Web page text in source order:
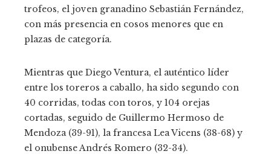
trofeos, el joven granadino Sebastián Fernández,
con más presencia en cosos menores que en
plazas de categoría.
Mientras que Diego Ventura, el auténtico líder
entre los toreros a caballo, ha sido segundo con
40 corridas, todas con toros, y 104 orejas
cortadas, seguido de Guillermo Hermoso de
Mendoza (39-91), la francesa Lea Vicens (38-68) y
el onubense Andrés Romero (32-34).